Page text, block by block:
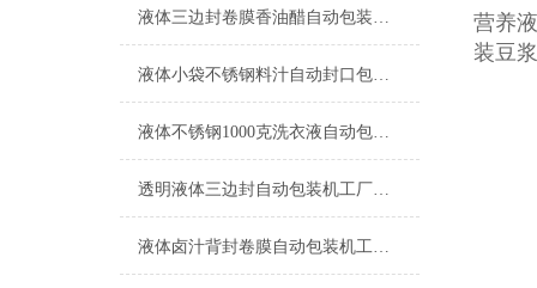
液体三边封卷膜香油醋自动包装机操作简单
液体小袋不锈钢料汁自动封口包装机厂家
液体不锈钢1000克洗衣液自动包装机厂家
透明液体三边封自动包装机工厂生产
液体卤汁背封卷膜自动包装机工厂生产
营养
装豆